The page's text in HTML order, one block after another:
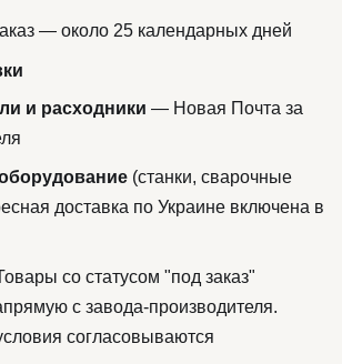
— около 25 календарных дней
и расходники — Новая Почта за
(станки, сварочные
доставка по Украине включена в
со статусом "под заказ"
с завода-производителя.
согласовываются